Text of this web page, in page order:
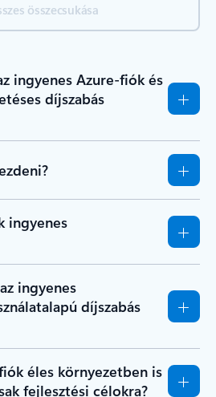
összecsukása
ingyenes Azure-fiók és
díjszabás
ingyenes
ingyenes
díjszabás
éles környezetben is
fejlesztési célokra?